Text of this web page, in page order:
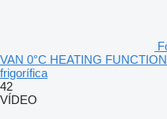
VAN 0°C HEATING
frigorífica
42
VÍDEO